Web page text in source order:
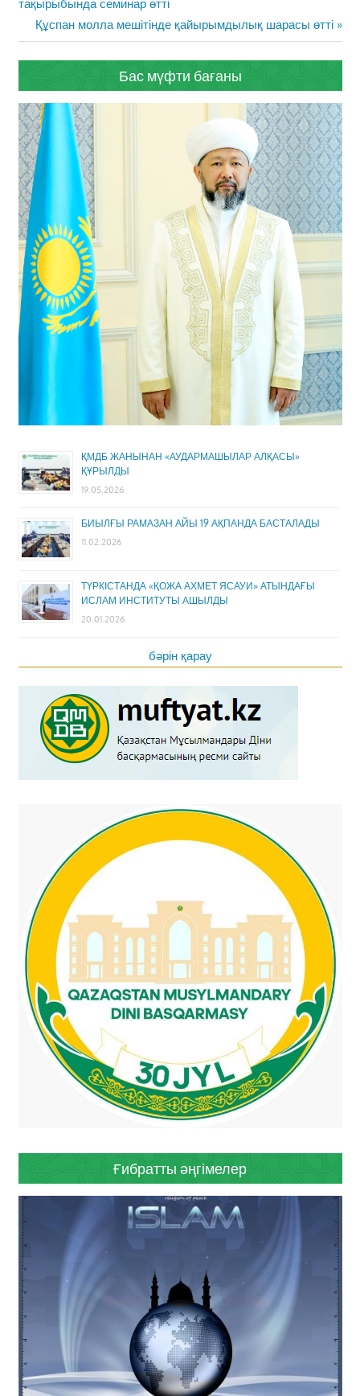
тақырыбында семинар өтті
Next
Post:
Құспан молла мешітінде қайырымдылық шарасы өтті
Бас мүфти бағаны
ҚМДБ ЖАНЫНАН «АУДАРМАШЫЛАР АЛҚАСЫ»
ҚҰРЫЛДЫ
19.05.2026
БИЫЛҒЫ РАМАЗАН АЙЫ 19 АҚПАНДА БАСТАЛАДЫ
11.02.2026
ТҮРКІСТАНДА «ҚОЖА АХМЕТ ЯСАУИ» АТЫНДАҒЫ
ИСЛАМ ИНСТИТУТЫ АШЫЛДЫ
20.01.2026
бәрін қарау
Ғибратты әңгімелер